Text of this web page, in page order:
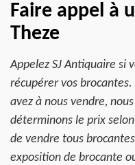
Faire appel à
Theze
Appelez SJ Antiquaire si
récupérer vos
avez à nous vendre,
déterminons le prix
de vendre tous
exposition de brocante